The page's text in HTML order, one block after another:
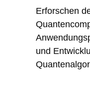
Erforschen
und